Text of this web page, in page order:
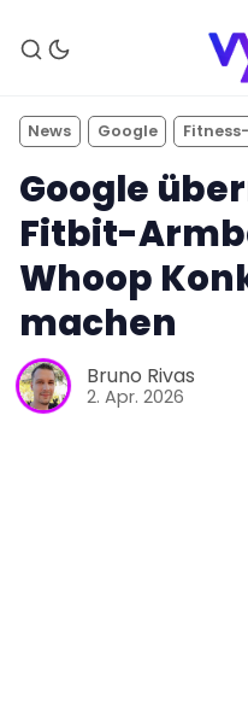
News Google
Google
Fitbit-
Whoop
machen
Bruno Rivas
2. Apr. 2026